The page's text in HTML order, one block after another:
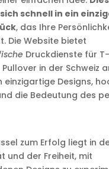
schnell in ein
, das Ihre
Die Website bietet
Druckdienste für
in der Schweiz
einzigartige Designs,
die Bedeutung des
zum Erfolg liegt in
und der Freiheit, mit